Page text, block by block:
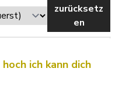
zurücksetz
en
ich kann dich